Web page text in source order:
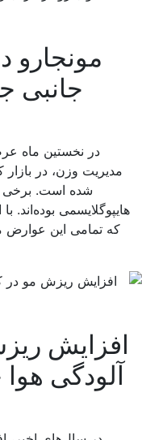
مونجارو
جانبی
در نخستین ماه
شده است. برخی
هایپوگلایسمی
که تمامی این عوارض
افزایش
آلودگی